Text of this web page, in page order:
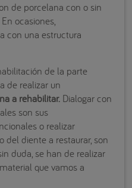
de porcelana con o sin
ocasiones,
con una estructura
de la parte
de realizar un
a rehabilitar.Dialogar con
son sus
o realizar
del diente a restaurar, son
duda, se han de realizar
que vamos a